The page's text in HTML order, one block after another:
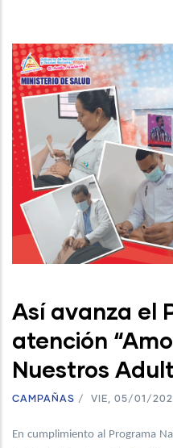
Así avanza el
atención
Nuestros
CAMPAÑAS / VIE, 05/01/
En cumplimiento al Programa